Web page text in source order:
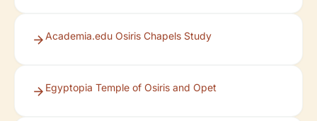
Academia.edu Osiris Chapels Study
Egyptopia Temple of Osiris and Opet